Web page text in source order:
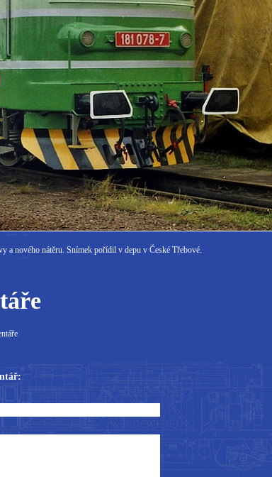
a nového nátěru. Snímek pořídil v depu v České Třebové.